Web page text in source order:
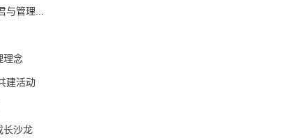
管理...
理念
建活动
长沙龙